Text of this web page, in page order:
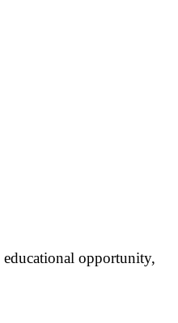
educational opportunity,